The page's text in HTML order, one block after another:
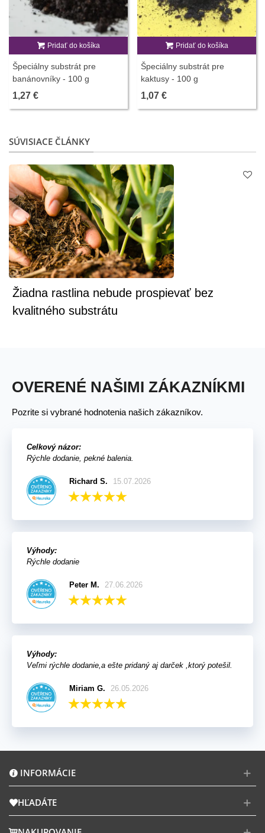
Pridať do košíka
Špeciálny substrát pre
banánovníky - 100 g
1,27 €
Pridať do košíka
Špeciálny substrát pre
kaktusy - 100 g
1,07 €
SÚVISIACE ČLÁNKY
Žiadna rastlina nebude prospievať bez
kvalitného substrátu
OVERENÉ NAŠIMI ZÁKAZNÍKMI
Pozrite si vybrané hodnotenia našich zákazníkov.
Celkový názor:
Rýchle dodanie, pekné balenia.
Richard S. 15.07.2026
Výhody:
Rýchle dodanie
Peter M. 27.06.2026
Výhody:
Veľmi rýchle dodanie,a ešte pridaný aj darček ,ktorý potešil.
Miriam G. 26.05.2026
INFORMÁCIE
HĽADÁTE